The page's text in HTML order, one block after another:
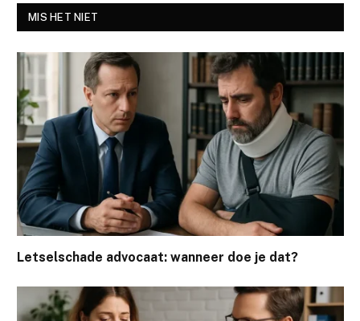
MIS HET NIET
Letselschade advocaat: wanneer doe je dat?